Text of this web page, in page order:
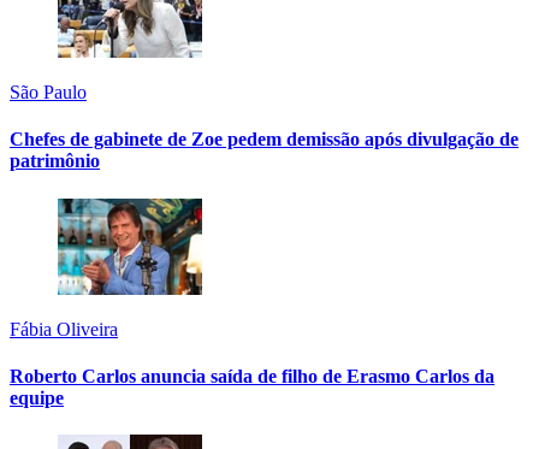
São Paulo
Chefes de gabinete de Zoe pedem demissão após divulgação de
patrimônio
Fábia Oliveira
Roberto Carlos anuncia saída de filho de Erasmo Carlos da
equipe